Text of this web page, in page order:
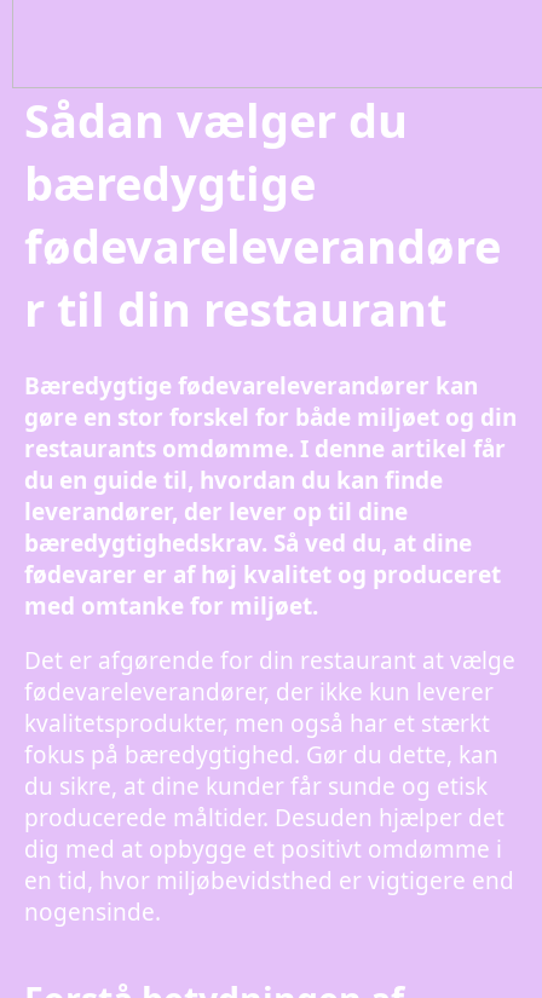
Sådan vælger du
bæredygtige
fødevareleverandøre
r til din restaurant
Bæredygtige fødevareleverandører kan
gøre en stor forskel for både miljøet og din
restaurants omdømme. I denne artikel får
du en guide til, hvordan du kan finde
leverandører, der lever op til dine
bæredygtighedskrav. Så ved du, at dine
fødevarer er af høj kvalitet og produceret
med omtanke for miljøet.
Det er afgørende for din restaurant at vælge
fødevareleverandører, der ikke kun leverer
kvalitetsprodukter, men også har et stærkt
fokus på bæredygtighed. Gør du dette, kan
du sikre, at dine kunder får sunde og etisk
producerede måltider. Desuden hjælper det
dig med at opbygge et positivt omdømme i
en tid, hvor miljøbevidsthed er vigtigere end
nogensinde.